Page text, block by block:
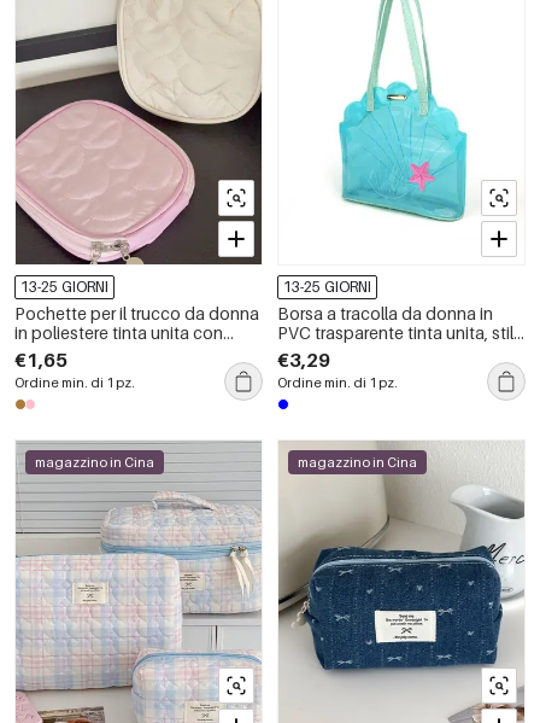
13-25 GIORNI
Pochette per il trucco da donna
in poliestere tinta unita con
motivo a cuore semplice.
€1,65
Ordine min. di 1 pz.
13-25 GIORNI
Borsa a tracolla da donna in
PVC trasparente tinta unita, stile
vacanza.
€3,29
Ordine min. di 1 pz.
magazzino in Cina magazzino in Cina